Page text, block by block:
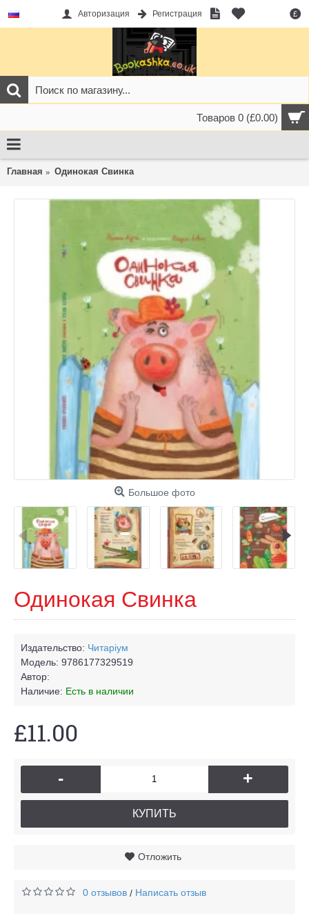
£
Авторизация Регистрация
Товаров 0 (£0.00)
Главная Одинокая Свинка
Большое фото
Одинокая Свинка
Издательство: Читаріум
Модель: 9786177329519
Автор:
Наличие: Есть в наличии
£11.00
- +
КУПИТЬ
Отложить
0 отзывов / Написать отзыв